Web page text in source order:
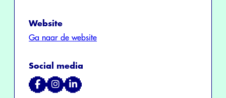
Website
Ga naar de website
Social media